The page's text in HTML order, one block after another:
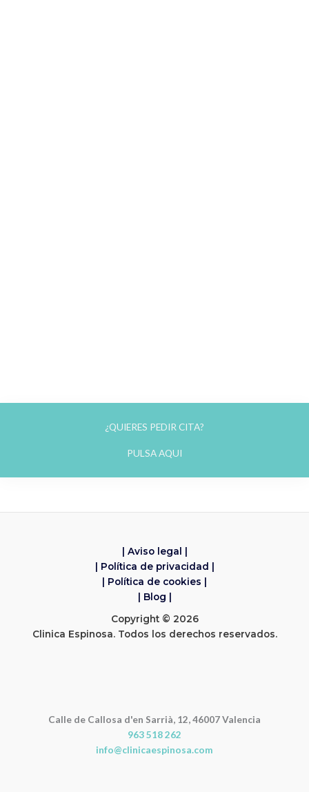
¿QUIERES PEDIR CITA?
PULSA AQUI
| Aviso legal |
| Política de privacidad |
| Política de cookies |
| Blog |
Copyright © 2026
Clinica Espinosa. Todos los derechos reservados.
Calle de Callosa d'en Sarrià, 12, 46007 Valencia
963 518 262
info@clinicaespinosa.com